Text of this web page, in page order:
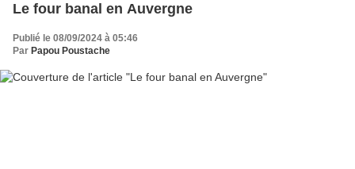
Le four banal en Auvergne
Publié le 08/09/2024 à 05:46
Par Papou Poustache